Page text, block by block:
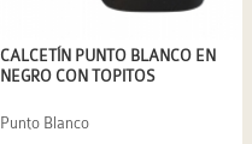
CALCETÍN PUNTO BLANCO EN
NEGRO CON TOPITOS
Punto Blanco